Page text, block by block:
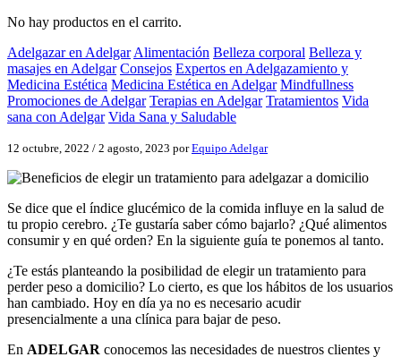
No hay productos en el carrito.
Adelgazar en Adelgar Alimentación Belleza corporal Belleza y
masajes en Adelgar Consejos Expertos en Adelgazamiento y
Medicina Estética Medicina Estética en Adelgar Mindfullness
Promociones de Adelgar Terapias en Adelgar Tratamientos Vida
sana con Adelgar Vida Sana y Saludable
12 octubre, 2022 / 2 agosto, 2023 porEquipo Adelgar
Se dice que el índice glucémico de la comida influye en la salud de
tu propio cerebro. ¿Te gustaría saber cómo bajarlo? ¿Qué alimentos
consumir y en qué orden? En la siguiente guía te ponemos al tanto.
¿Te estás planteando la posibilidad de elegir un tratamiento para
perder peso a domicilio? Lo cierto, es que los hábitos de los usuarios
han cambiado. Hoy en día ya no es necesario acudir
presencialmente a una clínica para bajar de peso.
En ADELGAR conocemos las necesidades de nuestros clientes y